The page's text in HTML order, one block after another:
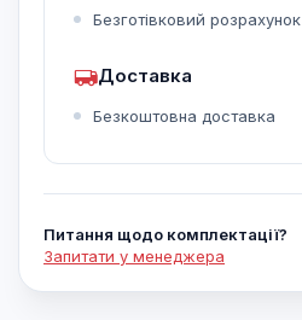
Безготівковий розрахунок
Доставка
Безкоштовна доставка
Питання щодо комплектації?
Запитати у менеджера